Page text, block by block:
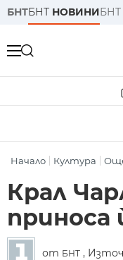
БНТБНТ НОВИНИБНТ
Начало Култура
Крал
приноса
от БНТ ,